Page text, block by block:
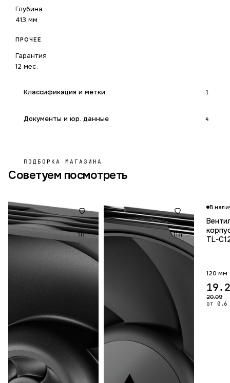
Глубина
413 мм
ПРОЧЕЕ
Гарантия
12 мес.
Классификация и метки 1
Документы и юр. данные 4
ПОДБОРКА МАГАЗИНА
Советуем посмотреть
В
TL-
120 мм
20.09
от 0.6